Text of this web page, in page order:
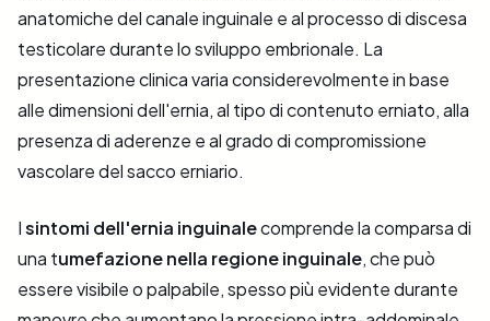
anatomiche del canale inguinale e al processo di discesa
testicolare durante lo sviluppo embrionale. La
presentazione clinica varia considerevolmente in base
alle dimensioni dell'ernia, al tipo di contenuto erniato, alla
presenza di aderenze e al grado di compromissione
vascolare del sacco erniario.
Isintomi dell'ernia inguinalecomprende la comparsa di
una tumefazione nella regione inguinale, che può
essere visibile o palpabile, spesso più evidente durante